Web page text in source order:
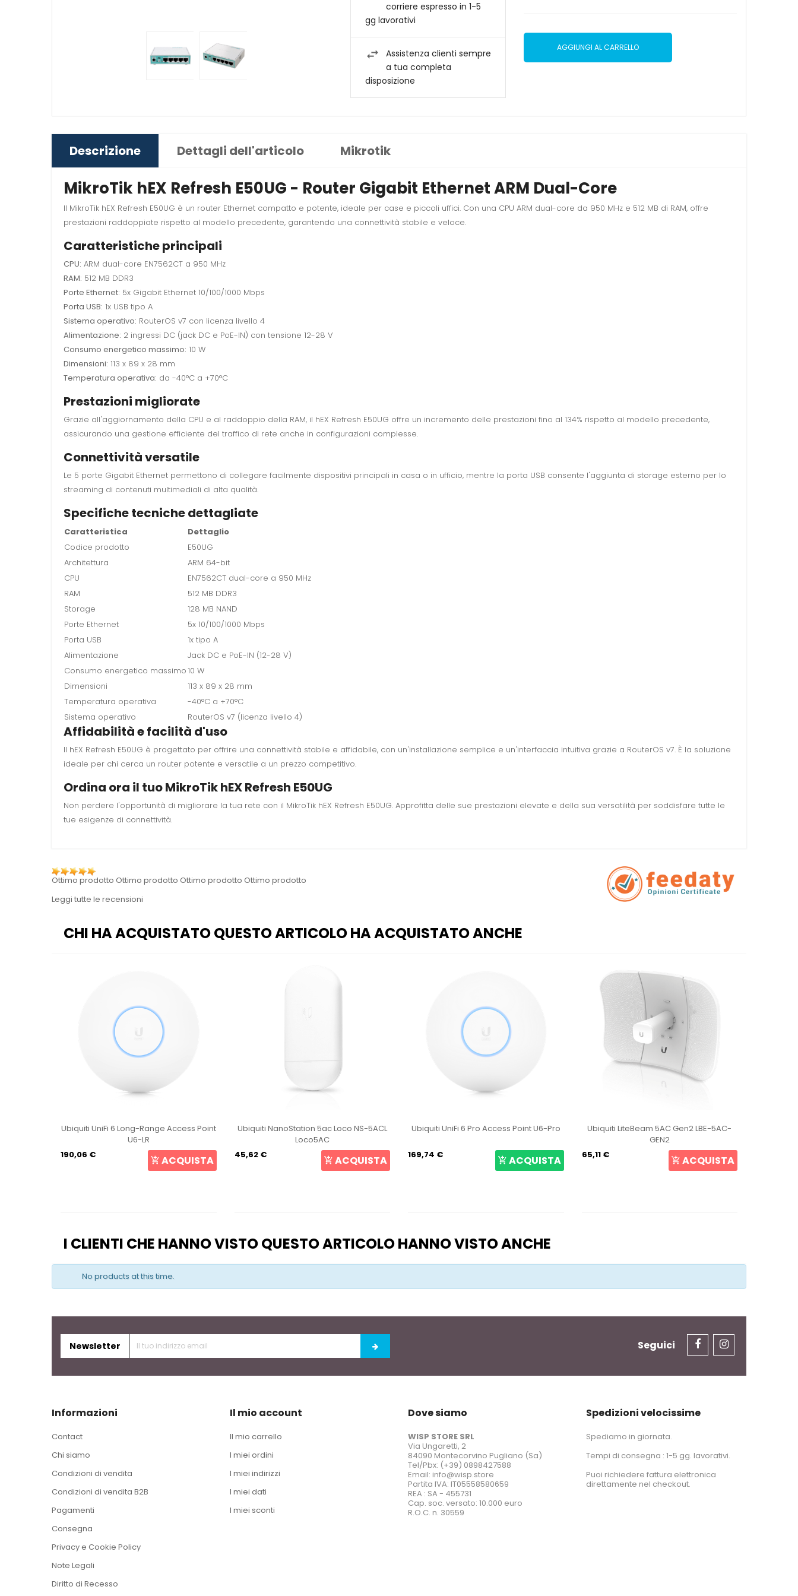
AGGIUNGI AL CARRELLO
corriere espresso in 1-5
gg lavorativi
Assistenza clienti sempre
a tua completa
disposizione
Descrizione Dettagli dell'articolo Mikrotik
MikroTik hEX Refresh E50UG - Router Gigabit Ethernet ARM Dual-Core
Il MikroTik hEX Refresh E50UG è un router Ethernet compatto e potente, ideale per case e piccoli uffici. Con una CPU ARM dual-core da 950 MHz e 512 MB di RAM, offre
prestazioni raddoppiate rispetto al modello precedente, garantendo una connettività stabile e veloce.
Caratteristiche principali
CPU: ARM dual-core EN7562CT a 950 MHz
RAM: 512 MB DDR3
Porte Ethernet: 5x Gigabit Ethernet 10/100/1000 Mbps
Porta USB: 1x USB tipo A
Sistema operativo: RouterOS v7 con licenza livello 4
Alimentazione: 2 ingressi DC (jack DC e PoE-IN) con tensione 12-28 V
Consumo energetico massimo: 10 W
Dimensioni: 113 x 89 x 28 mm
Temperatura operativa: da -40°C a +70°C
Prestazioni migliorate
Grazie all'aggiornamento della CPU e al raddoppio della RAM, il hEX Refresh E50UG offre un incremento delle prestazioni fino al 134% rispetto al modello precedente,
assicurando una gestione efficiente del traffico di rete anche in configurazioni complesse.
Connettività versatile
Le 5 porte Gigabit Ethernet permettono di collegare facilmente dispositivi principali in casa o in ufficio, mentre la porta USB consente l'aggiunta di storage esterno per lo
streaming di contenuti multimediali di alta qualità.
Specifiche tecniche dettagliate
Caratteristica
Dettaglio
Codice prodotto
E50UG
Architettura
ARM 64-bit
CPU
EN7562CT dual-core a 950 MHz
RAM
512 MB DDR3
Storage
128 MB NAND
Porte Ethernet
5x 10/100/1000 Mbps
Porta USB
1x tipo A
Alimentazione
Jack DC e PoE-IN (12-28 V)
Consumo energetico massimo10 W
Dimensioni
113 x 89 x 28 mm
Temperatura operativa
-40°C a +70°C
Sistema operativo
RouterOS v7 (licenza livello 4)
Affidabilità e facilità d'uso
Il hEX Refresh E50UG è progettato per offrire una connettività stabile e affidabile, con un'installazione semplice e un'interfaccia intuitiva grazie a RouterOS v7. È la soluzione
ideale per chi cerca un router potente e versatile a un prezzo competitivo.
Ordina ora il tuo MikroTik hEX Refresh E50UG
Non perdere l'opportunità di migliorare la tua rete con il MikroTik hEX Refresh E50UG. Approfitta delle sue prestazioni elevate e della sua versatilità per soddisfare tutte le
tue esigenze di connettività.
Ottimo prodotto Ottimo prodotto Ottimo prodotto Ottimo prodotto
Leggi tutte le recensioni
CHI HA ACQUISTATO QUESTO ARTICOLO HA ACQUISTATO ANCHE
Ubiquiti UniFi 6 Long-Range Access Point
U6-LR
190,06 €
ACQUISTA
Ubiquiti NanoStation 5ac Loco NS-5ACL
Loco5AC
45,62 €
ACQUISTA
Ubiquiti UniFi 6 Pro Access Point U6-Pro
169,74 € ACQUISTA
Ubiquiti LiteBeam 5AC Gen2 LBE-5AC-
GEN2
65,11 €
ACQUISTA
I CLIENTI CHE HANNO VISTO QUESTO ARTICOLO HANNO VISTO ANCHE
No products at this time.
Newsletter Seguici
Informazioni
Contact
Chi siamo
Condizioni di vendita
Condizioni di vendita B2B
Pagamenti
Consegna
Privacy e Cookie Policy
Note Legali
Diritto di Recesso
Il mio account
Il mio carrello
I miei ordini
I miei indirizzi
I miei dati
I miei sconti
Dove siamo
WISP STORE SRL
Via Ungaretti, 2
84090 Montecorvino Pugliano (Sa)
Tel/Pbx: (+39) 0898427588
Email: info@wisp.store
Partita IVA: IT05558580659
REA : SA - 455731
Cap. soc. versato: 10.000 euro
R.O.C. n. 30559
Spedizioni velocissime
Spediamo in giornata.
Tempi di consegna : 1-5 gg. lavorativi.
Puoi richiedere fattura elettronica
direttamente nel checkout.